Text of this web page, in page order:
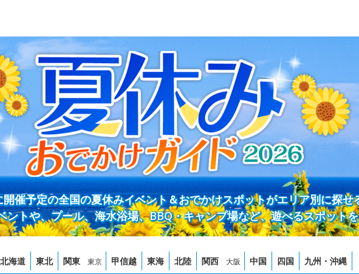
催予定の全国の夏休みイベント＆おでかけスポットがエリア別に探せ
ントや、プール、海水浴場、BBQ・キャンプ場など、遊べるスポット
北海道 東北 関東 東京 甲信越 東海 北陸 関西 大阪 中国 四国 九州・沖縄